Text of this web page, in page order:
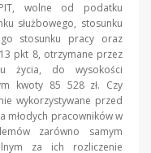
wolne od podatku
służbowego, stosunku
stosunku pracy oraz
pkt 8, otrzymane przez
życia, do wysokości
kwoty 85 528 zł. Czy
wykorzystywane przed
młodych pracowników w
zarówno samym
za ich rozliczenie